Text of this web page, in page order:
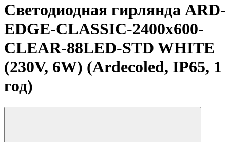
Светодиодная гирлянда ARD-
EDGE-CLASSIC-2400x600-
CLEAR-88LED-STD WHITE
(230V, 6W) (Ardecoled, IP65, 1
год)